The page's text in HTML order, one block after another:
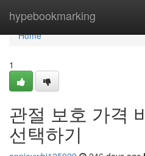
hypebookmarking
Home
Home
1
관절 보호 가격
선택하기